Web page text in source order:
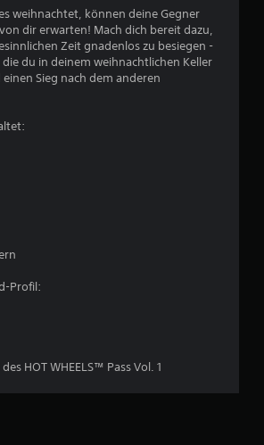
w
e
weihnachtet, können deine Gegner
dir erwarten! Mach dich bereit dazu,
Zeit gnadenlos zu besiegen -
du in deinem weihnachtlichen Keller
Sieg nach dem anderen
Profil:
HOT WHEELS™ Pass Vol. 1